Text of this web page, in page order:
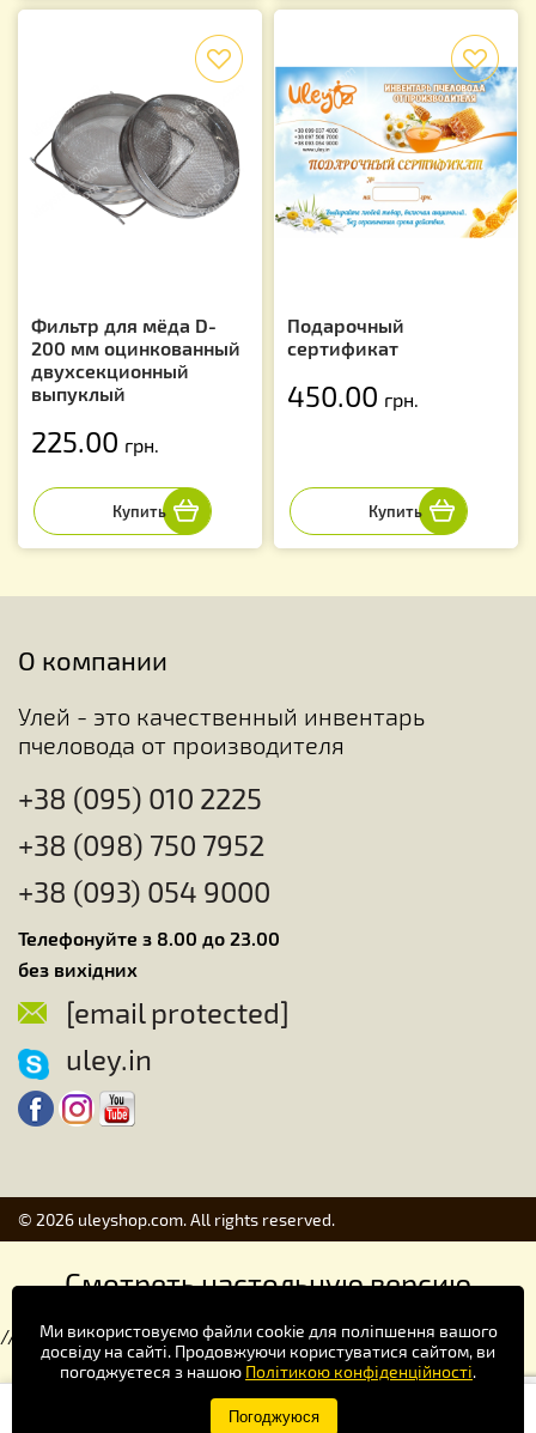
Фильтр для мёда D-
200 мм оцинкованный
двухсекционный
выпуклый
225.00 грн.
Подарочный
сертификат
450.00 грн.
О компании
Улей - это качественный инвентарь
пчеловода от производителя
+38 (095) 010 2225
+38 (098) 750 7952
+38 (093) 054 9000
Телефонуйте з 8.00 до 23.00
без вихідних
[email protected]
uley.in
© 2026 uleyshop.com. All rights reserved.
Ми використовуємо файли cookie для поліпшення вашого
досвіду на сайті. Продовжуючи користуватися сайтом, ви
погоджуєтеся з нашою Політикою конфіденційності.
Погоджуюся
Смотреть настольную версию
//
Купуй зручніше в додатку!